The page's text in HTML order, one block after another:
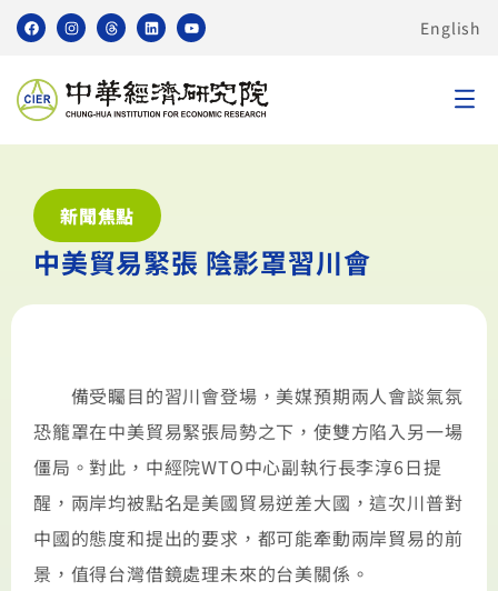
English
新聞焦點
中美貿易緊張 陰影罩習川會
備受矚目的習川會登場，美媒預期兩人會談氣氛
恐籠罩在中美貿易緊張局勢之下，使雙方陷入另一場
僵局。對此，中經院WTO中心副執行長李淳6日提
醒，兩岸均被點名是美國貿易逆差大國，這次川普對
中國的態度和提出的要求，都可能牽動兩岸貿易的前
景，值得台灣借鏡處理未來的台美關係。